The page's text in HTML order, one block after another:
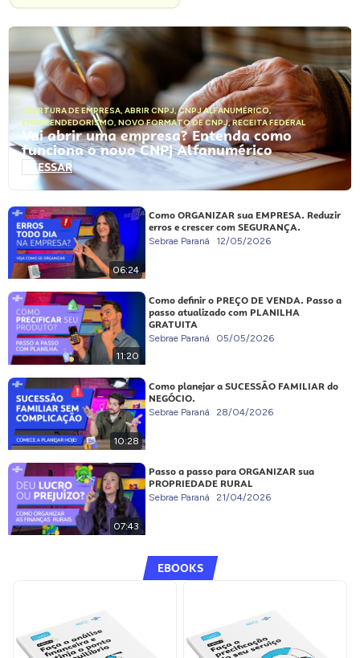
ABERTURA DE EMPRESA, ABRIR CNPJ,CNPJ ALFANUMÉRICO,
EMPREENDEDORISMO, NOVO FORMATO DE CNPJ,RECEITA FEDERAL
Vai abrir uma empresa? Entenda como
funciona o novo CNPJ Alfanumérico
ACESSAR
06:24
Como ORGANIZAR sua EMPRESA. Reduzir
erros e crescer com SEGURANÇA.
Sebrae Paraná 12/05/2026
11:20
Como definir o PREÇO DE VENDA. Passo a
passo atualizado com PLANILHA
GRATUITA
Sebrae Paraná 05/05/2026
10:28
Como planejar a SUCESSÃO FAMILIAR do
NEGÓCIO.
Sebrae Paraná 28/04/2026
07:43
Passo a passo para ORGANIZAR sua
PROPRIEDADE RURAL
Sebrae Paraná 21/04/2026
EBOOKS